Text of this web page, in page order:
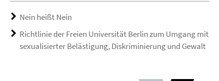
Nein heißt Nein
Richtlinie der Freien Universität Berlin zum Umgang mit
sexualisierter Belästigung, Diskriminierung und Gewalt